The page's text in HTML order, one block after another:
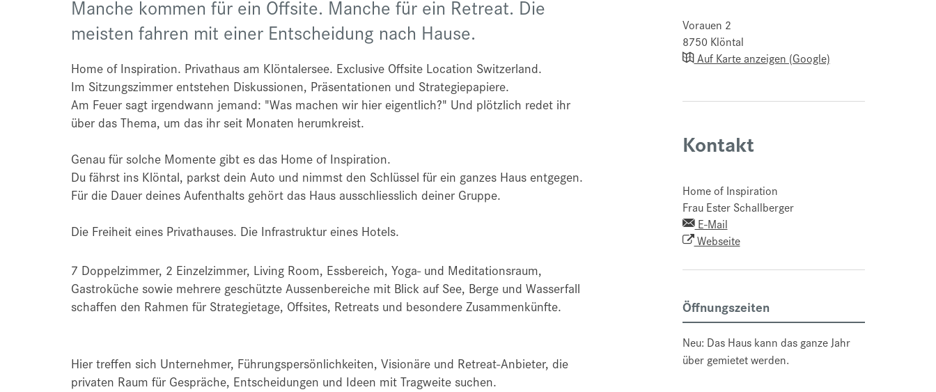
Manche kommen für ein Offsite. Manche für ein Retreat. Die
meisten fahren mit einer Entscheidung nach Hause.
Home of Inspiration. Privathaus am Klöntalersee. Exclusive Offsite Location Switzerland.
Im Sitzungszimmer entstehen Diskussionen, Präsentationen und Strategiepapiere.
Am Feuer sagt irgendwann jemand: "Was machen wir hier eigentlich?" Und plötzlich redet ihr
über das Thema, um das ihr seit Monaten herumkreist.
Genau für solche Momente gibt es das Home of Inspiration.
Du fährst ins Klöntal, parkst dein Auto und nimmst den Schlüssel für ein ganzes Haus entgegen.
Für die Dauer deines Aufenthalts gehört das Haus ausschliesslich deiner Gruppe.
Die Freiheit eines Privathauses. Die Infrastruktur eines Hotels.
7 Doppelzimmer, 2 Einzelzimmer, Living Room, Essbereich, Yoga- und Meditationsraum,
Gastroküche sowie mehrere geschützte Aussenbereiche mit Blick auf See, Berge und Wasserfall
schaffen den Rahmen für Strategietage, Offsites, Retreats und besondere Zusammenkünfte.
Hier treffen sich Unternehmer, Führungspersönlichkeiten, Visionäre und Retreat-Anbieter, die
privaten Raum für Gespräche, Entscheidungen und Ideen mit Tragweite suchen.
Vorauen 2
8750 Klöntal
Auf Karte anzeigen (Google)
Kontakt
Home of Inspiration
Frau Ester Schallberger
E-Mail
Webseite
Öffnungszeiten
Neu: Das Haus kann das ganze Jahr
über gemietet werden.